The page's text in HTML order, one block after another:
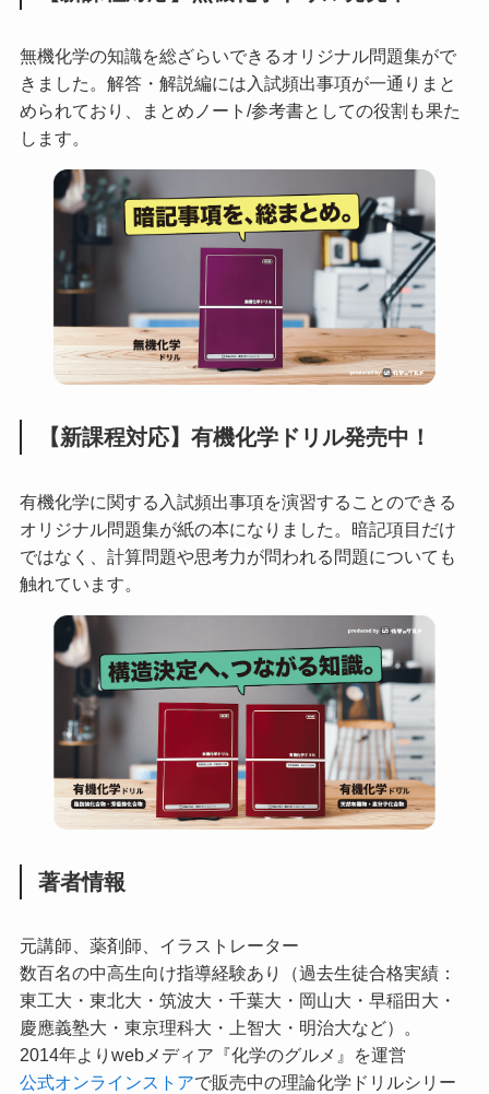
無機化学の知識を総ざらいできるオリジナル問題集がで
きました。解答・解説編には入試頻出事項が一通りまと
められており、まとめノート/参考書としての役割も果た
します。
【新課程対応】有機化学ドリル発売中！
有機化学に関する入試頻出事項を演習することのできる
オリジナル問題集が紙の本になりました。暗記項目だけ
ではなく、計算問題や思考力が問われる問題についても
触れています。
著者情報
元講師、薬剤師、イラストレーター
数百名の中高生向け指導経験あり（過去生徒合格実績：
東工大・東北大・筑波大・千葉大・岡山大・早稲田大・
慶應義塾大・東京理科大・上智大・明治大など）。
2014年よりwebメディア『化学のグルメ』を運営
公式オンラインストアで販売中の理論化学ドリルシリー